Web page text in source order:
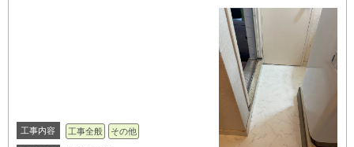
工事内容 工事全般 その他